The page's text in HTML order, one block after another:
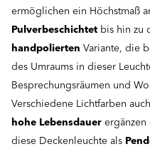
ermöglichen ein Höchstmaß
Pulverbeschichtet bis hin zu
handpolierten Variante, die
des Umraums in dieser
Besprechungsräumen und
Verschiedene Lichtfarben
hohe Lebensdauer ergänzen
diese Deckenleuchte als